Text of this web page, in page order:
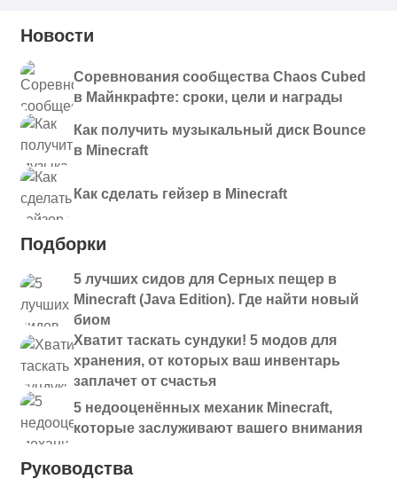
Новости
Соревнования сообщества Chaos Cubed
в Майнкрафте: сроки, цели и награды
Как получить музыкальный диск Bounce
в Minecraft
Как сделать гейзер в Minecraft
Подборки
5 лучших сидов для Серных пещер в
Minecraft (Java Edition). Где найти новый
биом
Хватит таскать сундуки! 5 модов для
хранения, от которых ваш инвентарь
заплачет от счастья
5 недооценённых механик Minecraft,
которые заслуживают вашего внимания
Руководства